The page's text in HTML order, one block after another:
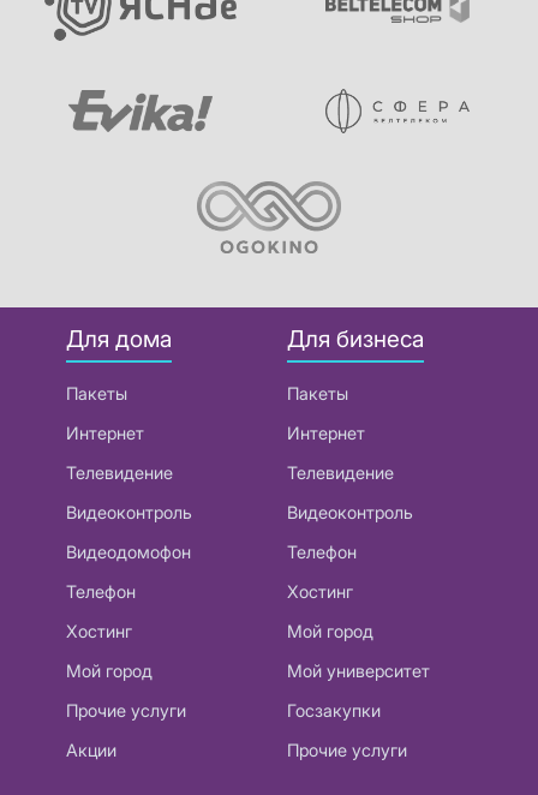
Для дома
Пакеты
Интернет
Телевидение
Видеоконтроль
Видеодомофон
Телефон
Хостинг
Мой город
Прочие услуги
Акции
Для бизнеса
Пакеты
Интернет
Телевидение
Видеоконтроль
Телефон
Хостинг
Мой город
Мой университет
Госзакупки
Прочие услуги